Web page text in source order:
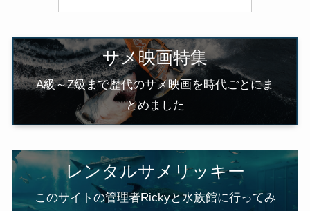
サメ映画特集
A級～Z級まで歴代のサメ映画を時代ごとにま
とめました
レンタルサメリッキー
このサイトの管理者Rickyと水族館に行ってみ